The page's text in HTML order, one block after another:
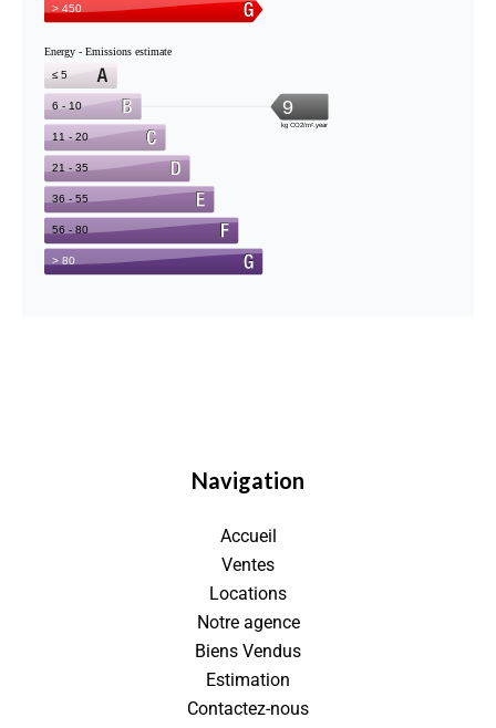
Navigation
Accueil
Ventes
Locations
Notre agence
Biens Vendus
Estimation
Contactez-nous